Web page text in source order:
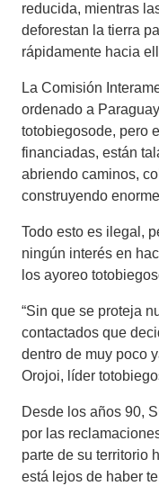
reducida, mientras
deforestan la tierra
rápidamente hacia
La Comisión
ordenado a
totobiegosode, pero
financiadas, están
abriendo caminos,
construyendo
Todo esto es ilegal,
ningún interés en
los ayoreo
“Sin que se proteja
contactados que
dentro de muy poco
Orojoi, líder
Desde los años 90,
por las
parte de su territorio
está lejos de haber